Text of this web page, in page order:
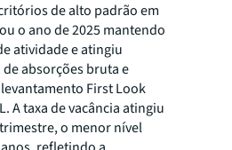
de alto padrão em
o ano de 2025 mantendo
atividade e atingiu
absorções bruta e
First Look
A taxa de vacância atingiu
o menor nível